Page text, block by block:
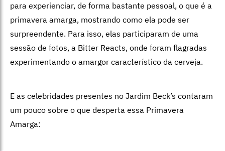
para experienciar, de forma bastante pessoal, o que é a
primavera amarga, mostrando como ela pode ser
surpreendente. Para isso, elas participaram de uma
sessão de fotos, a Bitter Reacts, onde foram flagradas
experimentando o amargor característico da cerveja.
E as celebridades presentes no Jardim Beck’s contaram
um pouco sobre o que desperta essa Primavera
Amarga: